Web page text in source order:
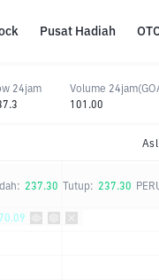
Pusat Hadiah
Asli
237.30 Tutup: 237.30
24jam
Volume
101.00